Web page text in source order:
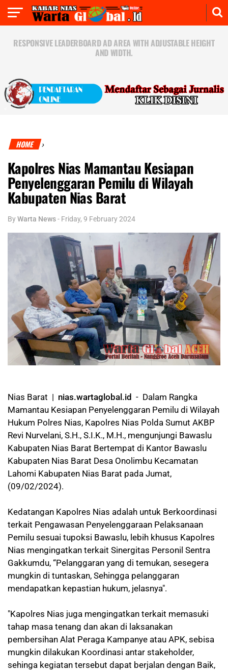
RESPONSIVE LEADERBOARD AD AREA WITH ADJUSTABLE HEIGHT
AND WIDTH.
HOME ›
Kapolres Nias Mamantau Kesiapan
Penyelenggaran Pemilu di Wilayah
Kabupaten Nias Barat
ByWarta News- Friday, 9 February 2024
Nias Barat | nias.wartaglobal.id - Dalam Rangka
Mamantau Kesiapan Penyelenggaran Pemilu di Wilayah
Hukum Polres Nias, Kapolres Nias Polda Sumut AKBP
Revi Nurvelani, S.H., S.I.K., M.H., mengunjungi Bawaslu
Kabupaten Nias Barat Bertempat di Kantor Bawaslu
Kabupaten Nias Barat Desa Onolimbu Kecamatan
Lahomi Kabupaten Nias Barat pada Jumat,
(09/02/2024).
Kedatangan Kapolres Nias adalah untuk Berkoordinasi
terkait Pengawasan Penyelenggaraan Pelaksanaan
Pemilu sesuai tupoksi Bawaslu, lebih khusus Kapolres
Nias mengingatkan terkait Sinergitas Personil Sentra
Gakkumdu, “Pelanggaran yang di temukan, sesegera
mungkin di tuntaskan, Sehingga pelanggaran
mendapatkan kepastian hukum, jelasnya".
"Kapolres Nias juga mengingatkan terkait memasuki
tahap masa tenang dan akan di laksanakan
pembersihan Alat Peraga Kampanye atau APK, sebisa
mungkin dilakukan Koordinasi antar stakeholder,
sehinga kegiatan tersebut dapat berjalan dengan Baik,